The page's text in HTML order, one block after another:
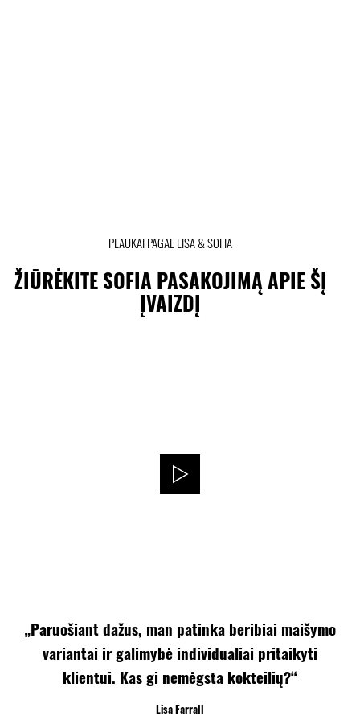
PLAUKAI PAGAL LISA & SOFIA
ŽIŪRĖKITE SOFIA PASAKOJIMĄ APIE ŠĮ
ĮVAIZDĮ
„Paruošiant dažus, man patinka beribiai maišymo
variantai ir galimybė individualiai pritaikyti
klientui. Kas gi nemėgsta kokteilių?“
Lisa Farrall